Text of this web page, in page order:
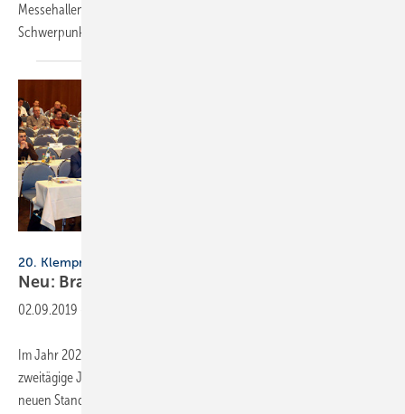
Messehallen des A2 Forums in Rheda-Wiedenbrück. SHK-
Schwerpunkt war das pflegegerechte
20. Klempnertag
Neu: Branchentreff in
02.09.2019
Im Jahr 2020 findet der Klempnertag zum 20. Mal statt – und für die
zweitägige Jubiläumsveranstaltung am 18. und 19. März gibt es den
neuen Standort Ulm. Die Vorankündigung kommt deshalb so zeitig,